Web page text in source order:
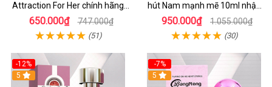
Attraction For Her chính hãng
30ml giá tốt
650.000₫ 747.000₫
(51)
hút Nam mạnh mẽ 10ml nhập
khẩu
950.000₫ 1.055.000₫
(30)
-12%
5
-7%
5